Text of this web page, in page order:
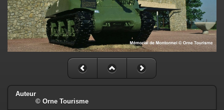
Auteur
© Orne Tourisme